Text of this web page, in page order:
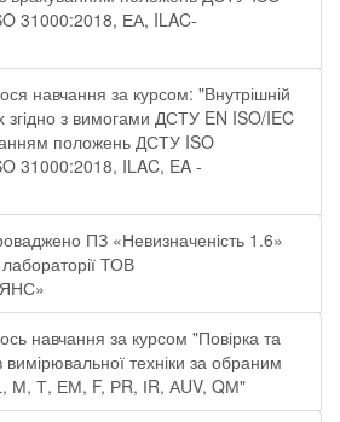
31000:2018, ЕА, ILAC-
навчання за курсом: "Внутрішній
згідно з вимогами ДСТУ EN ISO/IEC
положень ДСТУ ISO
31000:2018, ILAC, EA -
ПЗ «Невизначеність 1.6»
ТОВ
навчання за курсом "Повірка та
вимірювальної техніки за обраним
М, Т, ЕМ, F, РR, ІR, АUV, QМ"